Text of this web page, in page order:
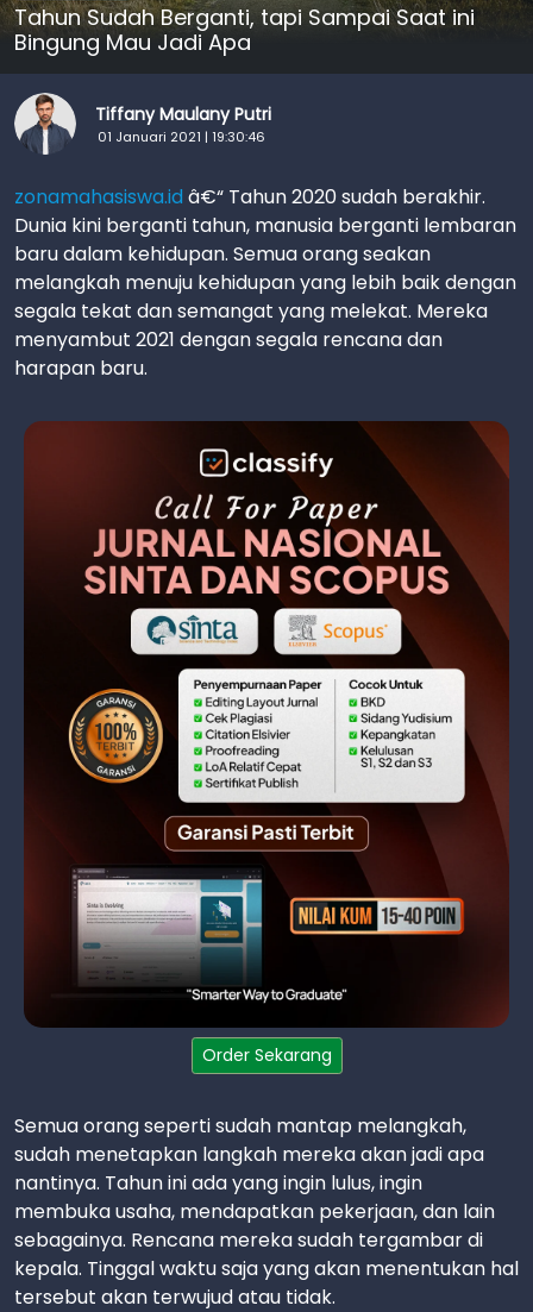
Tahun Sudah Berganti, tapi Sampai Saat ini
Bingung Mau Jadi Apa
Tiffany Maulany Putri
01 Januari 2021 | 19:30:46
zonamahasiswa.id â€“ Tahun 2020 sudah berakhir.
Dunia kini berganti tahun, manusia berganti lembaran
baru dalam kehidupan. Semua orang seakan
melangkah menuju kehidupan yang lebih baik dengan
segala tekat dan semangat yang melekat. Mereka
menyambut 2021 dengan segala rencana dan
harapan baru.
Order Sekarang
Semua orang seperti sudah mantap melangkah,
sudah menetapkan langkah mereka akan jadi apa
nantinya. Tahun ini ada yang ingin lulus, ingin
membuka usaha, mendapatkan pekerjaan, dan lain
sebagainya. Rencana mereka sudah tergambar di
kepala. Tinggal waktu saja yang akan menentukan hal
tersebut akan terwujud atau tidak.